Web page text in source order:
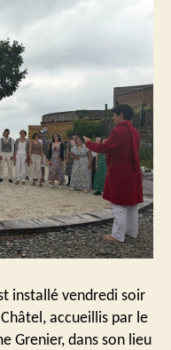
installé vendredi soir
accueillis par le
Grenier, dans son lieu